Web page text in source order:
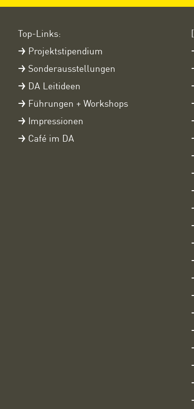
Top-Links:
Projektstipendium
Sonderausstellungen
DA Leitideen
Führungen + Workshops
Impressionen
Café im DA